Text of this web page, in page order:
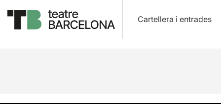
Cartellera i entrades
Descripció Fitxa artística Fotos i vídeos